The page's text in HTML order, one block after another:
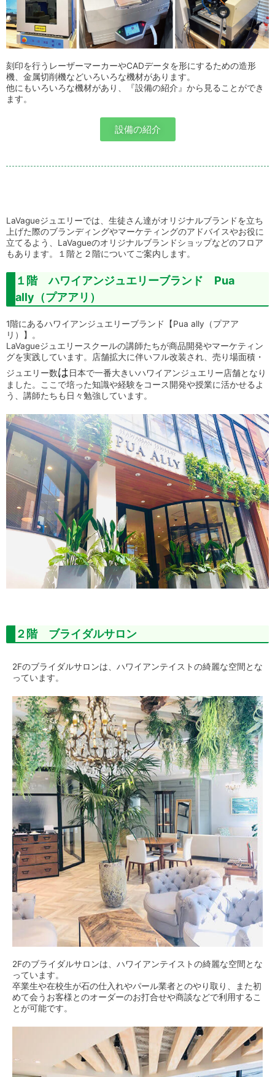
刻印を行うレーザーマーカーやCADデータを形にするための造形
機、金属切削機などいろいろな機材があります。
他にもいろいろな機材があり、『設備の紹介』から見ることができ
ます。
設備の紹介
LaVagueジュエリーでは、生徒さん達がオリジナルブランドを立ち
上げた際のブランディングやマーケティングのアドバイスやお役に
立てるよう、LaVagueのオリジナルブランドショップなどのフロア
もあります。１階と２階についてご案内します。
１階 ハワイアンジュエリーブランド Pua
ally（プアアリ）
1階にあるハワイアンジュエリーブランド【Pua ally（プアア
リ）】。
LaVagueジュエリースクールの講師たちが商品開発やマーケティン
グを実践しています。 店舗拡大に伴いフル改装され、売り場面積・
ジュエリー数は日本で一番大きいハワイアンジュエリー店舗となり
ました。 ここで培った知識や経験をコース開発や授業に活かせるよ
う、講師たちも日々勉強しています。
２階 ブライダルサロン
2Fのブライダルサロンは、ハワイアンテイストの綺麗な空間とな
っています。
2Fのブライダルサロンは、ハワイアンテイストの綺麗な空間とな
っています。
卒業生や在校生が石の仕入れやパール業者とのやり取り、また初
めて会うお客様とのオーダーのお打合せや商談などで利用するこ
とが可能です。